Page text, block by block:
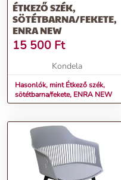
ÉTKEZŐ SZÉK,
SÖTÉTBARNA/FEKETE,
ENRA NEW
15 500 Ft
Kondela
Hasonlók, mint Étkező szék,
sötétbarna/fekete, ENRA NEW